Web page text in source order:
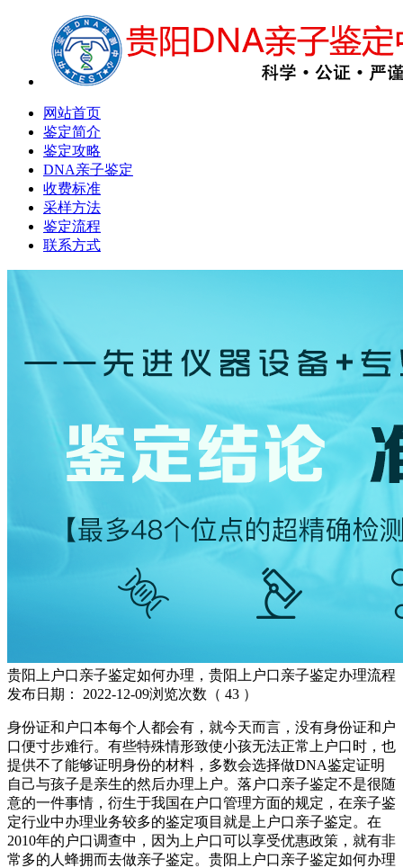
网站首页
鉴定简介
鉴定攻略
DNA亲子鉴定
收费标准
采样方法
鉴定流程
联系方式
贵阳上户口亲子鉴定如何办理，贵阳上户口亲子鉴定办理流程
发布日期：
2022-12-09浏览次数（ 43 ）
身份证和户口本每个人都会有，就今天而言，没有身份证和户
口便寸步难行。有些特殊情形致使小孩无法正常上户口时，也
提供不了能够证明身份的材料，多数会选择做DNA鉴定证明
自己与孩子是亲生的然后办理上户。落户口亲子鉴定不是很随
意的一件事情，衍生于我国在户口管理方面的规定，在亲子鉴
定行业中办理业务较多的鉴定项目就是上户口亲子鉴定。在
2010年的户口调查中，因为上户口可以享受优惠政策，就有非
常多的人蜂拥而去做亲子鉴定。贵阳上户口亲子鉴定如何办理